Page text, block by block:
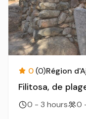
0(0)Région
Filitosa, de
0 - 3 hours
0